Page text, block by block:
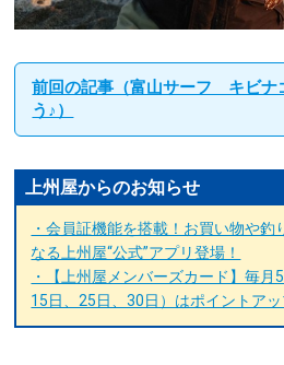
前回の記事（富山サーフ キビナ
う♪）
上州屋からのお知らせ
・会員証機能を搭載！お買い物や釣
なる上州屋“公式”アプリ登場！
・【上州屋メンバーズカード】毎月
15日、25日、30日）はポイントアッ